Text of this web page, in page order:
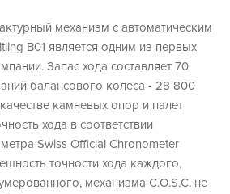
механизм с автоматическим
B01 является одним из первых
Запас хода составляет 70
балансового колеса - 28 800
камневых опор и палет
хода в соответствии
Swiss Official Chronometer
точности хода каждого,
механизма C.O.S.C. не